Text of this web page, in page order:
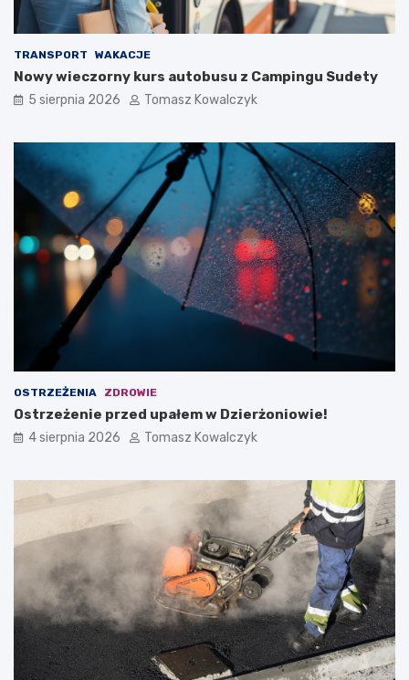
TRANSPORT WAKACJE
Nowy wieczorny kurs autobusu z Campingu Sudety
5 sierpnia 2026 Tomasz Kowalczyk
OSTRZEŻENIA ZDROWIE
Ostrzeżenie przed upałem w Dzierżoniowie!
4 sierpnia 2026 Tomasz Kowalczyk